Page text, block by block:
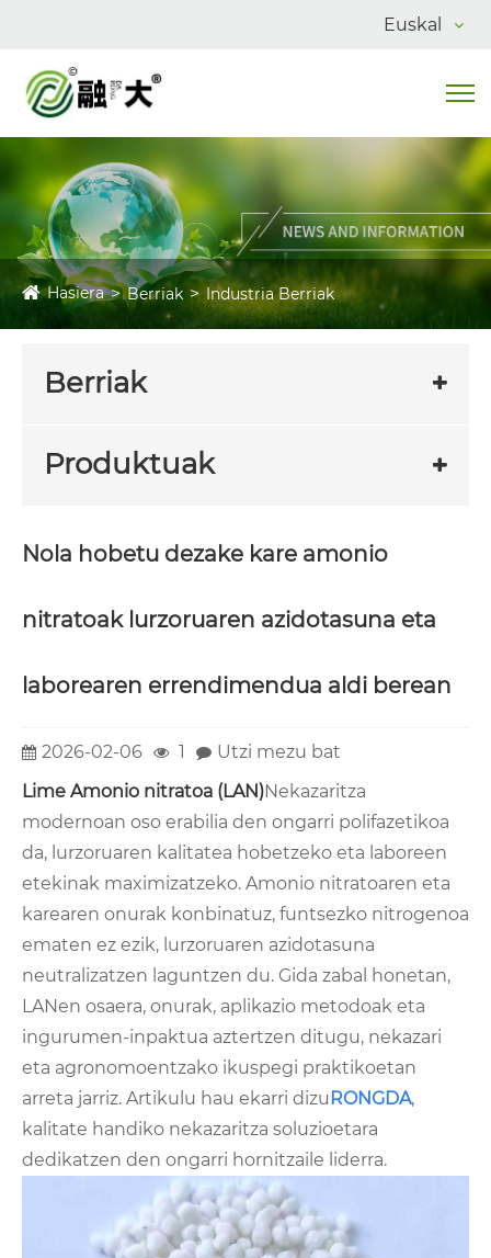
Euskal
Hasiera Berriak Industria Berriak
Berriak
Produktuak
Nola hobetu dezake kare amonio
nitratoak lurzoruaren azidotasuna eta
laborearen errendimendua aldi berean
2026-02-06 1
Utzi mezu bat
Lime Amonio nitratoa (LAN)Nekazaritza
modernoan oso erabilia den ongarri polifazetikoa
da, lurzoruaren kalitatea hobetzeko eta laboreen
etekinak maximizatzeko. Amonio nitratoaren eta
karearen onurak konbinatuz, funtsezko nitrogenoa
ematen ez ezik, lurzoruaren azidotasuna
neutralizatzen laguntzen du. Gida zabal honetan,
LANen osaera, onurak, aplikazio metodoak eta
ingurumen-inpaktua aztertzen ditugu, nekazari
eta agronomoentzako ikuspegi praktikoetan
arreta jarriz. Artikulu hau ekarri dizuRONGDA,
kalitate handiko nekazaritza soluzioetara
dedikatzen den ongarri hornitzaile liderra.